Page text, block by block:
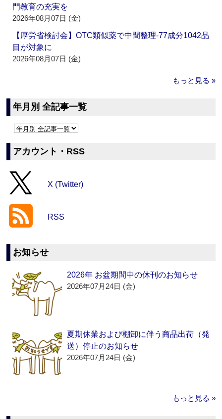
門教育の充実を
2026年08月07日 (金)
【厚労省検討会】OTC類似薬で中間整理‐77成分1042品
目が対象に
2026年08月07日 (金)
もっと見る »
年月別 全記事一覧
アカウント・RSS
X (Twitter)
RSS
お知らせ
2026年 お盆期間中の休刊のお知らせ
2026年07月24日 (金)
夏期休業および棚卸に伴う商品出荷（発
送）停止のお知らせ
2026年07月24日 (金)
もっと見る »